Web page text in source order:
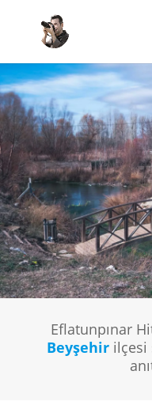
Eflatunpınar
Beyşehir ilçesi